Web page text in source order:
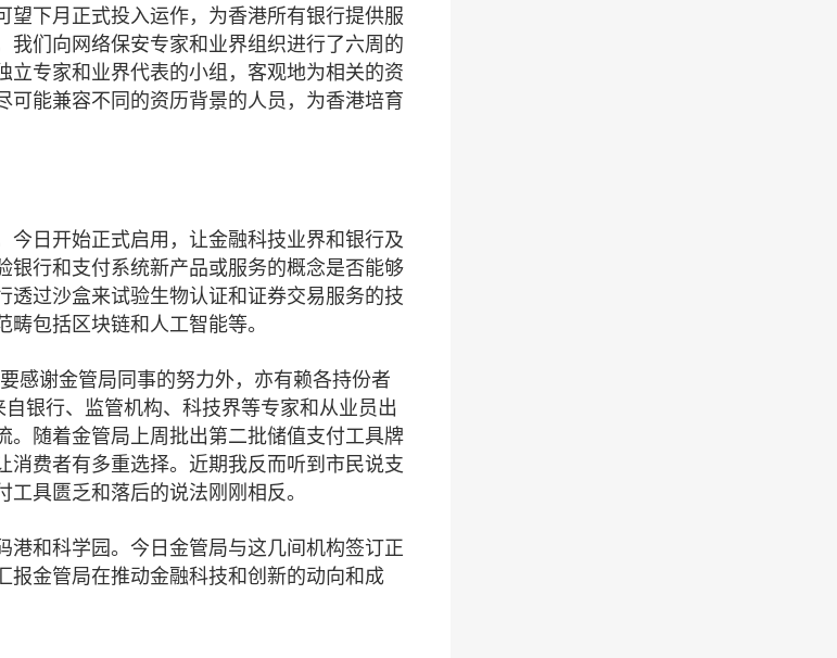
下月正式投入运作，为香港所有银行提供服
们向网络保安专家和业界组织进行了六周的
专家和业界代表的小组，客观地为相关的资
能兼容不同的资历背景的人员，为香港培育
日开始正式启用，让金融科技业界和银行及
银行和支付系统新产品或服务的概念是否能够
过沙盒来试验生物认证和证券交易服务的技
包括区块链和人工智能等。
感谢金管局同事的努力外，亦有赖各持份者
银行、监管机构、科技界等专家和从业员出
。随着金管局上周批出第二批储值支付工具牌
消费者有多重选择。近期我反而听到市民说支
具匮乏和落后的说法刚刚相反。
和科学园。今日金管局与这几间机构签订正
报金管局在推动金融科技和创新的动向和成